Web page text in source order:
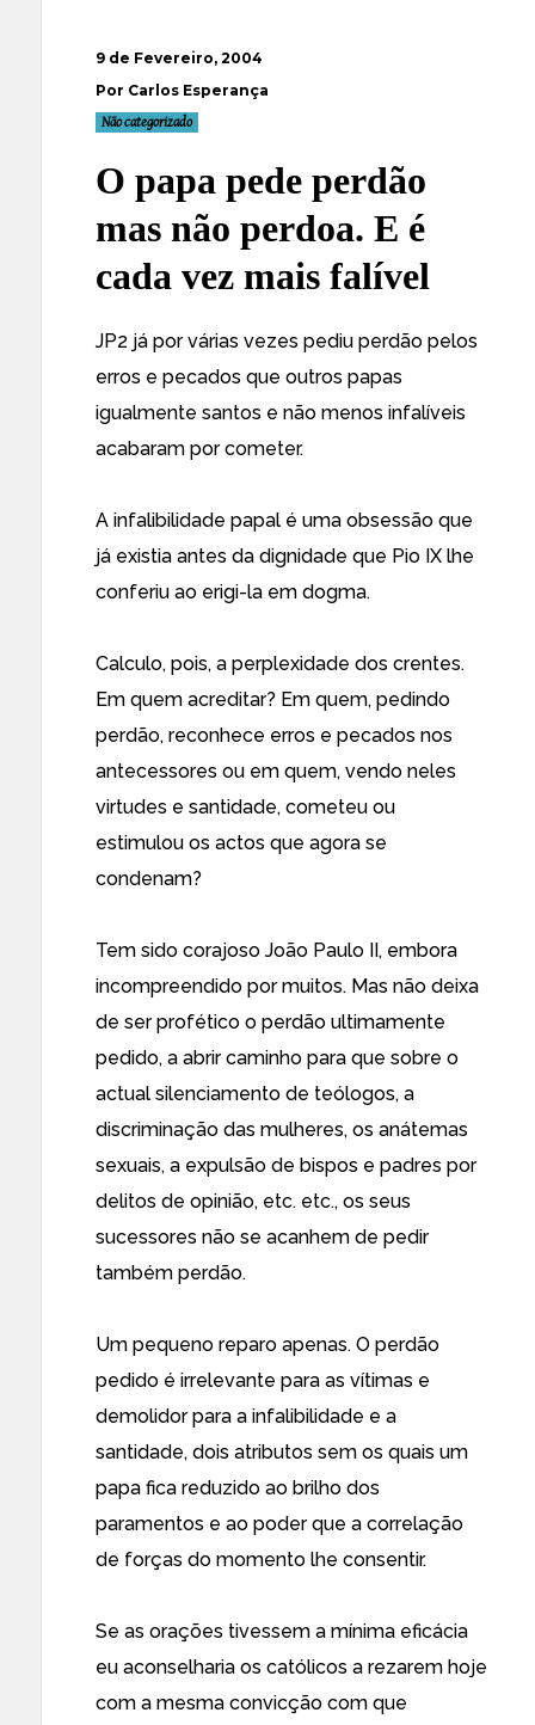
9 de Fevereiro, 2004
Por Carlos Esperança
Não categorizado
O papa pede perdão
mas não perdoa. E é
cada vez mais falível
JP2 já por várias vezes pediu perdão pelos
erros e pecados que outros papas
igualmente santos e não menos infalíveis
acabaram por cometer.
A infalibilidade papal é uma obsessão que
já existia antes da dignidade que Pio IX lhe
conferiu ao erigi-la em dogma.
Calculo, pois, a perplexidade dos crentes.
Em quem acreditar? Em quem, pedindo
perdão, reconhece erros e pecados nos
antecessores ou em quem, vendo neles
virtudes e santidade, cometeu ou
estimulou os actos que agora se
condenam?
Tem sido corajoso João Paulo II, embora
incompreendido por muitos. Mas não deixa
de ser profético o perdão ultimamente
pedido, a abrir caminho para que sobre o
actual silenciamento de teólogos, a
discriminação das mulheres, os anátemas
sexuais, a expulsão de bispos e padres por
delitos de opinião, etc. etc., os seus
sucessores não se acanhem de pedir
também perdão.
Um pequeno reparo apenas. O perdão
pedido é irrelevante para as vítimas e
demolidor para a infalibilidade e a
santidade, dois atributos sem os quais um
papa fica reduzido ao brilho dos
paramentos e ao poder que a correlação
de forças do momento lhe consentir.
Se as orações tivessem a mínima eficácia
eu aconselharia os católicos a rezarem hoje
com a mesma convicção com que